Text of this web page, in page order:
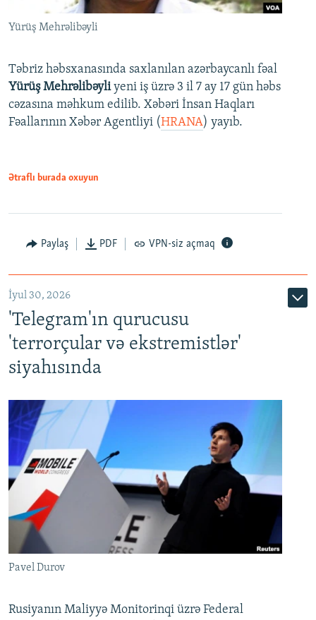
Yürüş Mehrəlibəyli
Təbriz həbsxanasında saxlanılan azərbaycanlı fəal
Yürüş Mehrəlibəyliyeni iş üzrə 3 il 7 ay 17 gün həbs
cəzasına məhkum edilib. Xəbəri İnsan Haqları
Fəallarının Xəbər Agentliyi (HRANA) yayıb.
Ətraflı burada oxuyun
Paylaş PDF VPN-siz açmaq
İyul 30, 2026
'Telegram'ın qurucusu
'terrorçular və ekstremistlər'
siyahısında
Pavel Durov
Rusiyanın Maliyyə Monitorinqi üzrə Federal